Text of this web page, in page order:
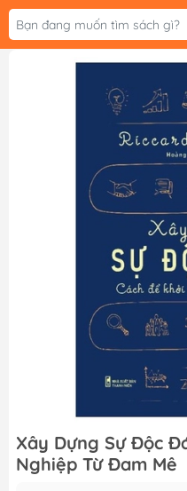
Xây Dựng Sự Độc
Nghiệp Từ Đam Mê